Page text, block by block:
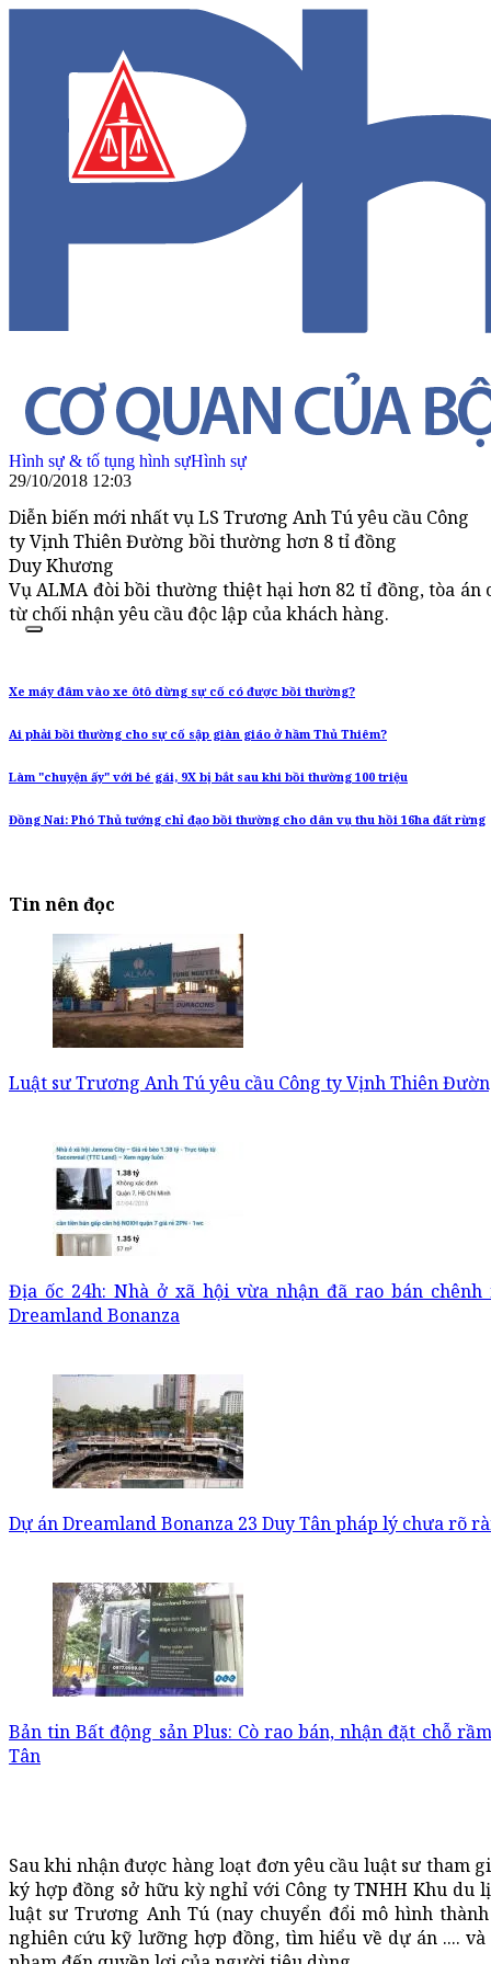
Hình sự & tố tụng hình sựHình sự
29/10/2018 12:03
Diễn biến mới nhất vụ LS Trương Anh Tú yêu cầu Công
ty Vịnh Thiên Đường bồi thường hơn 8 tỉ đồng
Duy Khương
Vụ ALMA đòi bồi thường thiệt hại hơn 82 tỉ đồng, tòa án
từ chối nhận yêu cầu độc lập của khách hàng.
Xe máy đâm vào xe ôtô dừng sự cố có được bồi thường?
Ai phải bồi thường cho sự cố sập giàn giáo ở hầm Thủ Thiêm?
Làm "chuyện ấy" với bé gái, 9X bị bắt sau khi bồi thường 100 triệu
Đồng Nai: Phó Thủ tướng chỉ đạo bồi thường cho dân vụ thu hồi 16ha đất rừng
Tin nên đọc
Luật sư Trương Anh Tú yêu cầu Công ty Vịnh Thiên
Địa ốc 24h: Nhà ở xã hội vừa nhận đã rao bán
Dreamland Bonanza
Dự án Dreamland Bonanza 23 Duy Tân pháp lý chưa rõ
Bản tin Bất động sản Plus: Cò rao bán, nhận đặt chỗ
Tân
Sau khi nhận được hàng loạt đơn yêu cầu luật sư tham
ký hợp đồng sở hữu kỳ nghỉ với Công ty TNHH Khu du
luật sư Trương Anh Tú (nay chuyển đổi mô hình
nghiên cứu kỹ lưỡng hợp đồng, tìm hiểu về dự án ....